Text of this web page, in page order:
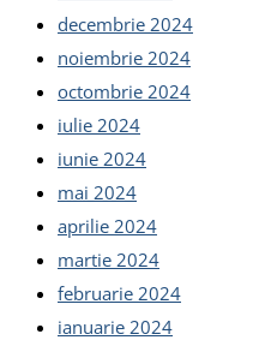
decembrie 2024
noiembrie 2024
octombrie 2024
iulie 2024
iunie 2024
mai 2024
aprilie 2024
martie 2024
februarie 2024
ianuarie 2024